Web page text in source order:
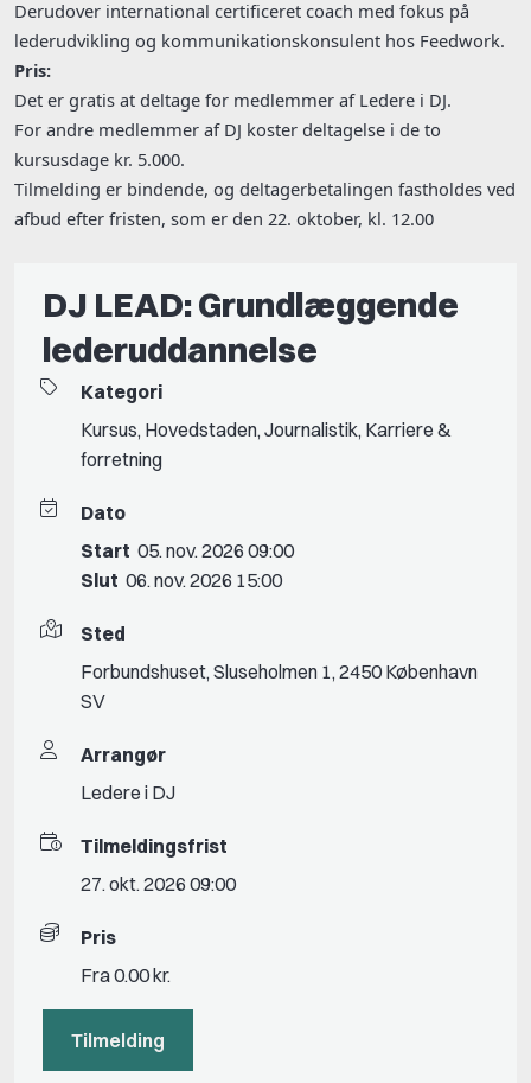
Derudover international certificeret coach med fokus på
lederudvikling og kommunikationskonsulent hos Feedwork.
Pris:
Det er gratis at deltage for medlemmer af Ledere i DJ.
For andre medlemmer af DJ koster deltagelse i de to
kursusdage kr. 5.000.
Tilmelding er bindende, og deltagerbetalingen fastholdes ved
afbud efter fristen, som er den 22. oktober, kl. 12.00
DJ LEAD: Grundlæggende
lederuddannelse
Kategori
Kursus, Hovedstaden,Journalistik, Karriere &
forretning
Dato
Start 05. nov. 2026 09:00
Slut 06. nov. 2026 15:00
Sted
For­bunds­hu­set, Slu­se­hol­men 1, 2450 Kø­ben­havn
SV
Arrangør
Ledere i DJ
Tilmeldingsfrist
27. okt. 2026 09:00
Pris
Fra 0.00 kr.
Tilmelding